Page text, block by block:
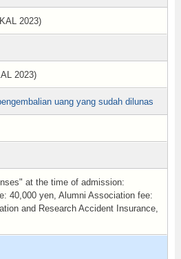
2023)
2023)
uang yang sudah dilunas
at the time of admission:
40,000 yen, Alumni Association fee:
and Research Accident Insurance,